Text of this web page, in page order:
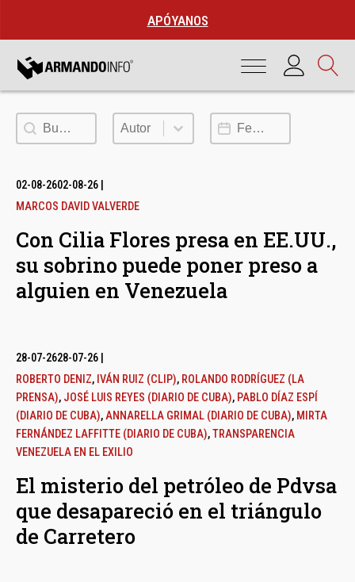
APÓYANOS
Buscar Autor
Autor Fecha de publicación
02-08-2602-08-26
MARCOS DAVID VALVERDE
Con Cilia Flores presa en EE.UU.,
su sobrino puede poner preso a
alguien en Venezuela
28-07-2628-07-26
ROBERTO DENIZ, IVÁN RUIZ (CLIP), ROLANDO RODRÍGUEZ (LA
PRENSA), JOSÉ LUIS REYES (DIARIO DE CUBA), PABLO DÍAZ ESPÍ
(DIARIO DE CUBA),ANNARELLA GRIMAL (DIARIO DE CUBA), MIRTA
FERNÁNDEZ LAFFITTE (DIARIO DE CUBA),TRANSPARENCIA
VENEZUELA EN EL EXILIO
El misterio del petróleo de Pdvsa
que desapareció en el triángulo
de Carretero